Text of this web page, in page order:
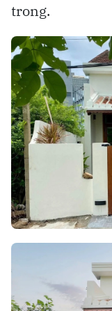
trong.